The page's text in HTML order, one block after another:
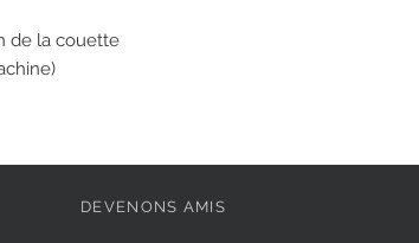
de la couette
DEVENONS AMIS